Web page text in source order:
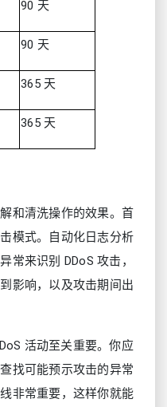
90 天
90 天
365 天
365 天
和清洗操作的效果。首
模式。自动化日志分析
常来识别 DDoS 攻击，
影响，以及攻击期间出
活动至关重要。你应
找可能预示攻击的异常
非常重要，这样你就能